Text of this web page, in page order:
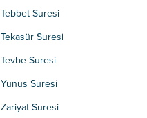
Tebbet Suresi
Tekasür Suresi
Tevbe Suresi
Yunus Suresi
Zariyat Suresi